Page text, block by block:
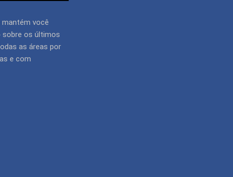
mantém você
sobre os últimos
as áreas por
e com